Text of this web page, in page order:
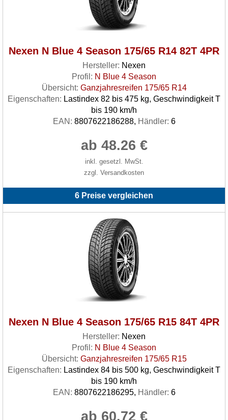
Nexen N Blue 4 Season 175/65 R14 82T 4PR
Hersteller: Nexen
Profil: N Blue 4 Season
Übersicht: Ganzjahresreifen 175/65 R14
Eigenschaften: Lastindex 82 bis 475 kg, Geschwindigkeit T
bis 190 km/h
EAN: 8807622186288, Händler: 6
ab 48.26 €
inkl. gesetzl. MwSt.
zzgl. Versandkosten
6 Preise vergleichen
Nexen N Blue 4 Season 175/65 R15 84T 4PR
Hersteller: Nexen
Profil: N Blue 4 Season
Übersicht: Ganzjahresreifen 175/65 R15
Eigenschaften: Lastindex 84 bis 500 kg, Geschwindigkeit T
bis 190 km/h
EAN: 8807622186295, Händler: 6
ab 60.72 €